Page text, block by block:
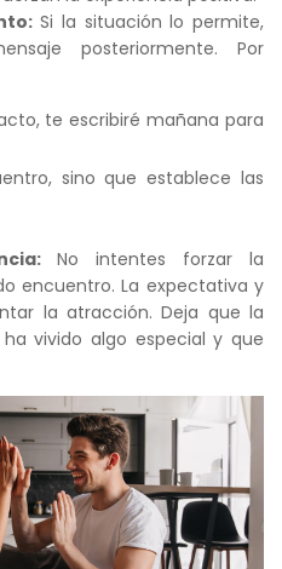
Si la situación lo permite,
posteriormente. Por
te escribiré mañana para
sino que establece las
No intentes forzar la
encuentro. La expectativa y
la atracción. Deja que la
vivido algo especial y que